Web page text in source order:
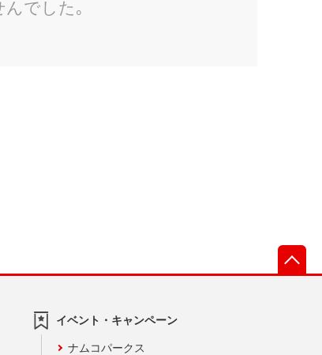
イベント・キャンペーン
ナムコパークス